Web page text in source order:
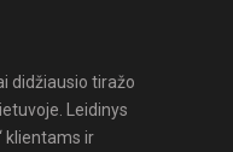
didžiausio tiražo
Leidinys
klientams ir